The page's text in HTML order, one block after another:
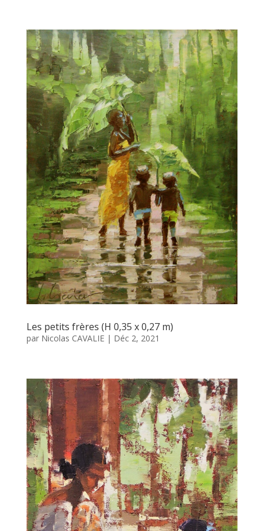
Les petits frères (H 0,35 x 0,27 m)
par Nicolas CAVALIE| Déc 2, 2021